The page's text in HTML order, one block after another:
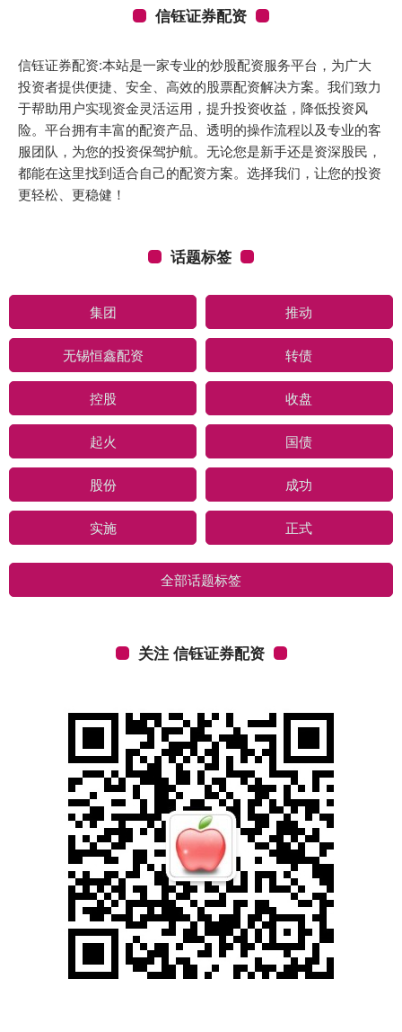
信钰证券配资
信钰证券配资:本站是一家专业的炒股配资服务平台，为广大
投资者提供便捷、安全、高效的股票配资解决方案。我们致力
于帮助用户实现资金灵活运用，提升投资收益，降低投资风
险。平台拥有丰富的配资产品、透明的操作流程以及专业的客
服团队，为您的投资保驾护航。无论您是新手还是资深股民，
都能在这里找到适合自己的配资方案。选择我们，让您的投资
更轻松、更稳健！
话题标签
集团 推动
无锡恒鑫配资 转债
控股 收盘
起火 国债
股份 成功
实施 正式
全部话题标签
关注 信钰证券配资